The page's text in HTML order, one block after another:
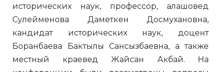
исторических наук, профессор, алашовед
Сулейменова Даметкен Досмухановна,
кандидат исторических наук, доцент
Боранбаева Бактылы Сансызбаевна, а также
местный краевед Жайсан Акбай. На